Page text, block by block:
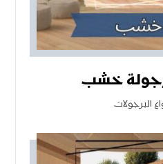
خشب
البرجولات